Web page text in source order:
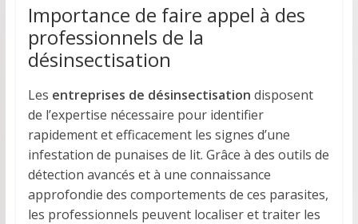
Importance de faire appel à des
professionnels de la
désinsectisation
Les entreprises de désinsectisation disposent
de l’expertise nécessaire pour identifier
rapidement et efficacement les signes d’une
infestation de punaises de lit. Grâce à des outils de
détection avancés et à une connaissance
approfondie des comportements de ces parasites,
les professionnels peuvent localiser et traiter les